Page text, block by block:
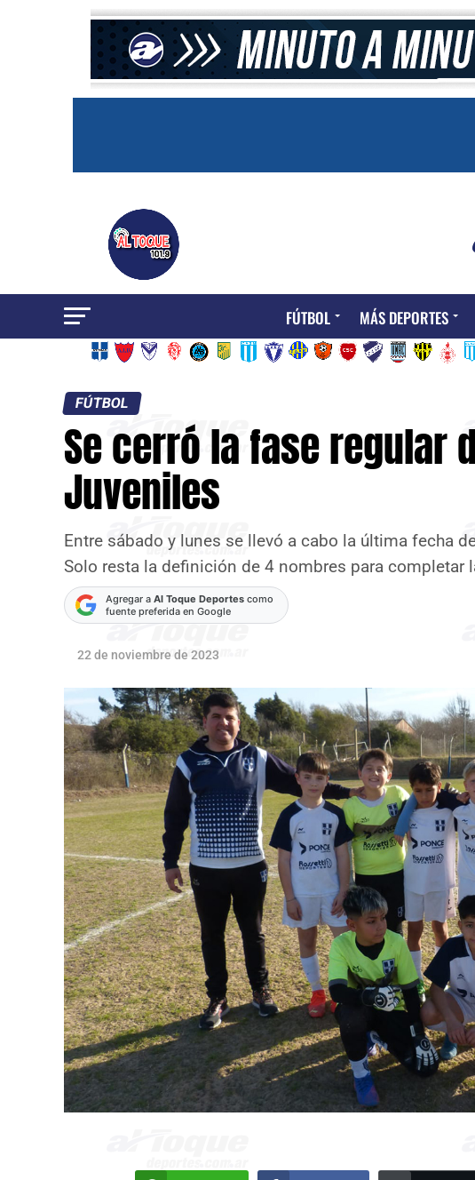
FÚTBOL MÁS DEPORTES
FÚTBOL
Se cerró la fase regular
Juveniles
Entre sábado y lunes se llevó a cabo la última fecha
Solo resta la definición de 4 nombres para completar
Agregar a Al Toque Deportes como
fuente preferida en Google
22 de noviembre de 2023